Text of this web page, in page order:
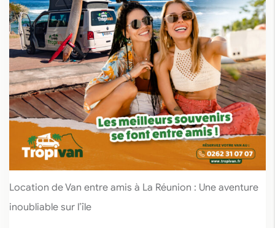
Location de Van entre amis à La Réunion : Une aventure
inoubliable sur l’île